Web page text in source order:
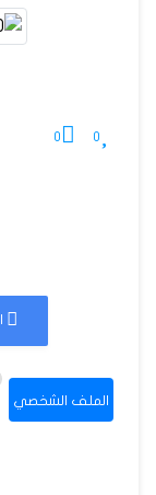
0
0
الملف الشخصي